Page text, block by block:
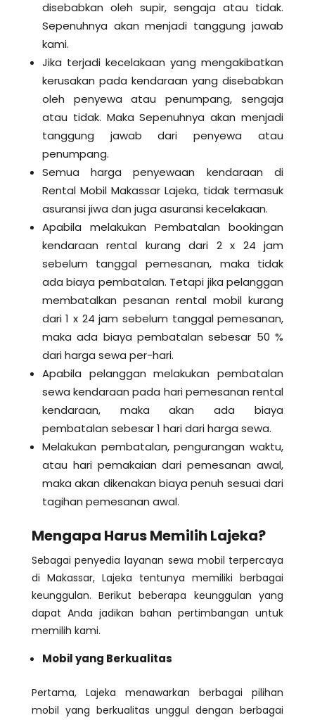
disebabkan oleh supir, sengaja atau tidak.
Sepenuhnya akan menjadi tanggung jawab
kami.
Jika terjadi kecelakaan yang mengakibatkan
kerusakan pada kendaraan yang disebabkan
oleh penyewa atau penumpang, sengaja
atau tidak. Maka Sepenuhnya akan menjadi
tanggung jawab dari penyewa atau
penumpang.
Semua harga penyewaan kendaraan di
Rental Mobil Makassar Lajeka, tidak termasuk
asuransi jiwa dan juga asuransi kecelakaan.
Apabila melakukan Pembatalan bookingan
kendaraan rental kurang dari 2 x 24 jam
sebelum tanggal pemesanan, maka tidak
ada biaya pembatalan. Tetapi jika pelanggan
membatalkan pesanan rental mobil kurang
dari 1 x 24 jam sebelum tanggal pemesanan,
maka ada biaya pembatalan sebesar 50 %
dari harga sewa per-hari.
Apabila pelanggan melakukan pembatalan
sewa kendaraan pada hari pemesanan rental
kendaraan, maka akan ada biaya
pembatalan sebesar 1 hari dari harga sewa.
Melakukan pembatalan, pengurangan waktu,
atau hari pemakaian dari pemesanan awal,
maka akan dikenakan biaya penuh sesuai dari
tagihan pemesanan awal.
Mengapa Harus Memilih Lajeka?
Sebagai penyedia layanan sewa mobil terpercaya
di Makassar, Lajeka tentunya memiliki berbagai
keunggulan. Berikut beberapa keunggulan yang
dapat Anda jadikan bahan pertimbangan untuk
memilih kami.
Mobil yang Berkualitas
Pertama, Lajeka menawarkan berbagai pilihan
mobil yang berkualitas unggul dengan berbagai